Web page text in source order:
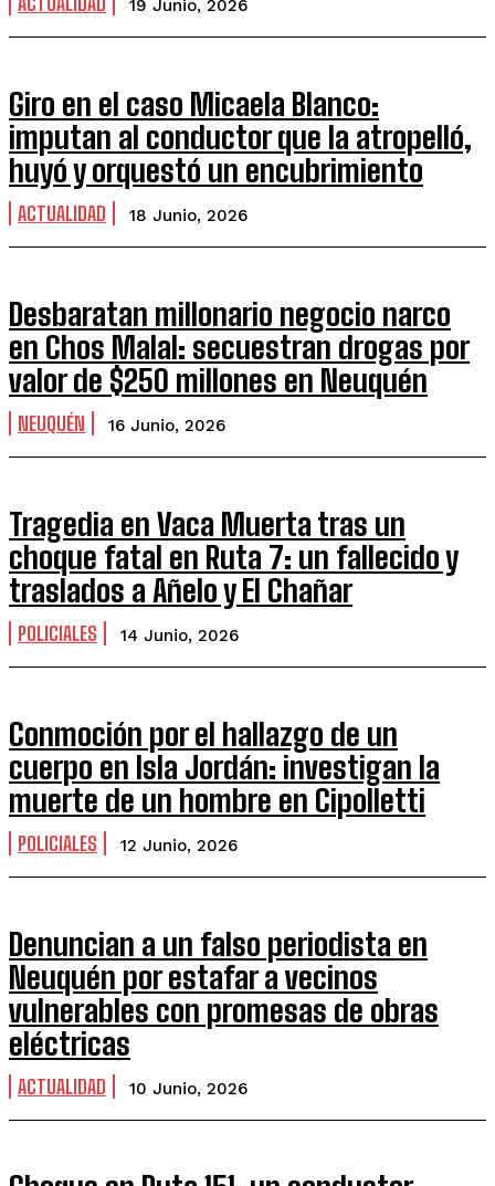
19 Junio, 2026
Giro en el caso Micaela Blanco:
imputan al conductor que la atropelló,
huyó y orquestó un encubrimiento
ACTUALIDAD 18 Junio, 2026
Desbaratan millonario negocio narco
en Chos Malal: secuestran drogas por
valor de $250 millones en Neuquén
NEUQUÉN 16 Junio, 2026
Tragedia en Vaca Muerta tras un
choque fatal en Ruta 7: un fallecido y
traslados a Añelo y El Chañar
POLICIALES 14 Junio, 2026
Conmoción por el hallazgo de un
cuerpo en Isla Jordán: investigan la
muerte de un hombre en Cipolletti
POLICIALES 12 Junio, 2026
Denuncian a un falso periodista en
Neuquén por estafar a vecinos
vulnerables con promesas de obras
eléctricas
ACTUALIDAD 10 Junio, 2026